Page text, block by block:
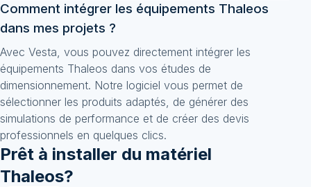
Comment intégrer les équipements Thaleos
dans mes projets ?
Avec Vesta, vous pouvez directement intégrer les
équipements Thaleos dans vos études de
dimensionnement. Notre logiciel vous permet de
sélectionner les produits adaptés, de générer des
simulations de performance et de créer des devis
professionnels en quelques clics.
Prêt à installer du matériel
Thaleos?